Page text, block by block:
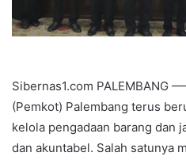
Sibernas1.com PALEMBANG
(Pemkot) Palembang terus
kelola pengadaan barang dan
dan akuntabel. Salah satunya